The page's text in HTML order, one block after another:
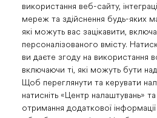
використання веб-сайту,
мереж та здійснення будь-яких
які можуть вас зацікавити,
персоналізованого вмісту.
ви даєте згоду на використання
включаючи ті, які можуть бути
Щоб переглянути та керувати
натисніть «Центр налаштувань»
отримання додаткової
© 2026 «Др. Редді'с
захищені. Будь ласка,
використання для отримання
Якщо не вказано інше, усі